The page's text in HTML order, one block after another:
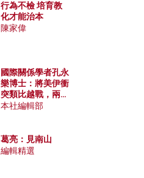
行為不檢 培育教
化才能治本
陳家偉
國際關係學者孔永
樂博士：將美伊衝
突類比越戰，兩者
有何異同？中國崛
本社編輯部
葛亮：見南山
編輯精選